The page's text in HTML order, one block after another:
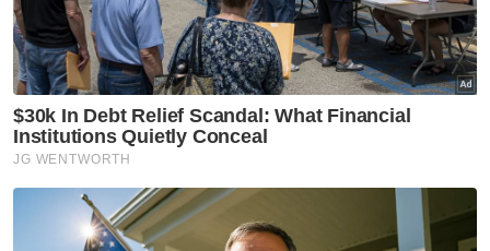
Mahkamah turut memerintahkan defendan
memfailkan afidavit jawapan sebelum 23
Mei, manakala afidavit balasan pada 6 Jun
dan hujahan bertulis sebelum 20 Jun.